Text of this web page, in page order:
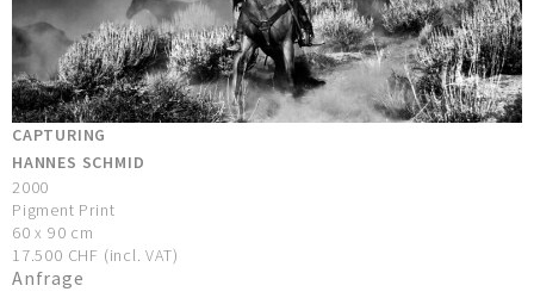
CAPTURING
HANNES SCHMID
2000
Pigment Print
60 x 90 cm
17.500 CHF (incl. VAT)
Anfrage